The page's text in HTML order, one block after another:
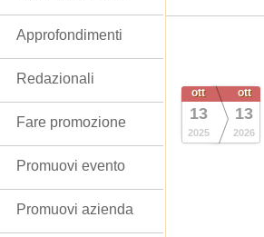
ott
13
2025
ott
13
2026
Approfondimenti
Redazionali
Fare promozione
Promuovi evento
Promuovi azienda